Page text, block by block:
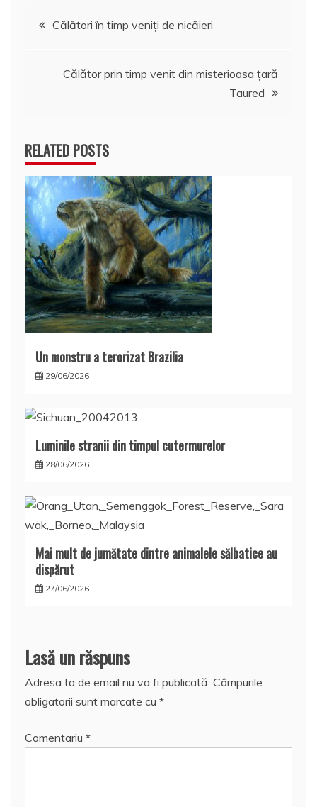
Navigare
Călători în timp veniţi de nicăieri
Călător prin timp venit din misterioasa ţară
Taured
RELATED POSTS
Un monstru a terorizat Brazilia
29/06/2026
Luminile stranii din timpul cutermurelor
28/06/2026
Mai mult de jumătate dintre animalele sălbatice au
dispărut
27/06/2026
Lasă un răspuns
Adresa ta de email nu va fi publicată. Câmpurile
obligatorii sunt marcate cu *
Comentariu *